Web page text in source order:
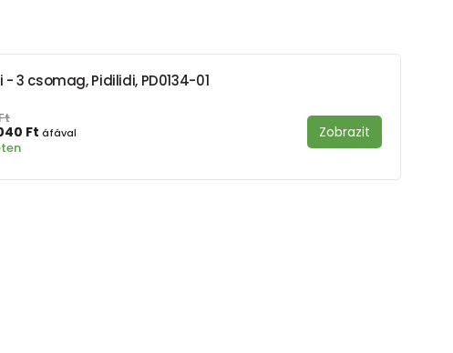
- 3 csomag, Pidilidi, PD0134-01
Ft áfával Zobrazit